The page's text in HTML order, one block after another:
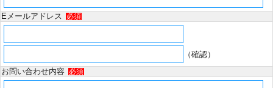
Eメールアドレス 必須
（確認）
お問い合わせ内容
必須